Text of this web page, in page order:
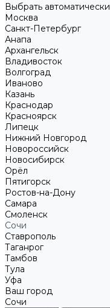
Выбрать автоматически
Москва
Санкт-Петербург
Анапа
Архангельск
Владивосток
Волгоград
Иваново
Казань
Краснодар
Красноярск
Липецк
Нижний Новгород
Новороссийск
Новосибирск
Орёл
Пятигорск
Ростов-на-Дону
Самара
Смоленск
Сочи
Ставрополь
Таганрог
Тамбов
Тула
Уфа
Ваш город
Сочи